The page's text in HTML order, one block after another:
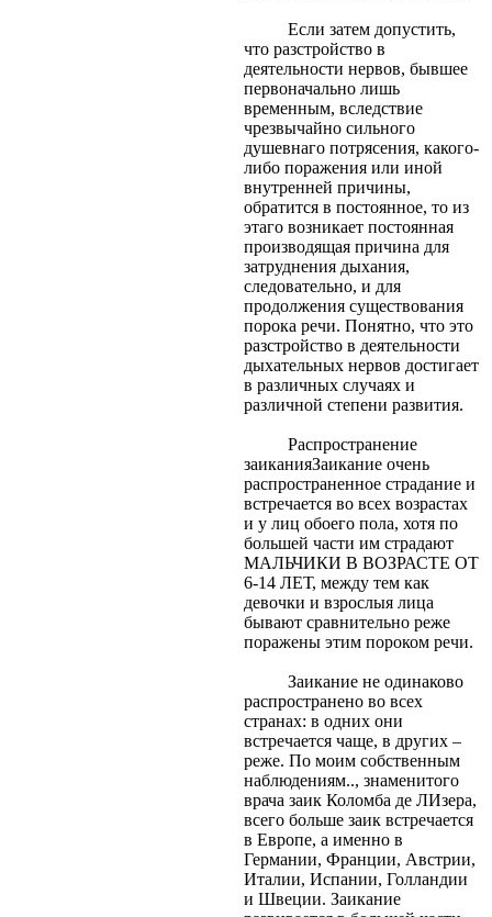
Если затем допустить,
что разстройство в
деятельности нервов, бывшее
первоначально лишь
временным, вследствие
чрезвычайно сильного
душевнаго потрясения, какого-
либо поражения или иной
внутренней причины,
обратится в постоянное, то из
этаго возникает постоянная
производящая причина для
затруднения дыхания,
следовательно, и для
продолжения существования
порока речи. Понятно, что это
разстройство в деятельности
дыхательных нервов достигает
в различных случаях и
различной степени развития.
Распространение
заиканияЗаикание очень
распространенное страдание и
встречается во всех возрастах
и у лиц обоего пола, хотя по
большей части им страдают
МАЛЬЧИКИ В ВОЗРАСТЕ ОТ
6-14 ЛЕТ, между тем как
девочки и взрослыя лица
бывают сравнительно реже
поражены этим пороком речи.
Заикание не одинаково
распространено во всех
странах: в одних они
встречается чаще, в других –
реже. По моим собственным
наблюдениям.., знаменитого
врача заик Коломба де ЛИзера,
всего больше заик встречается
в Европе, а именно в
Германии, Франции, Австрии,
Италии, Испании, Голландии
и Швеции. Заикание